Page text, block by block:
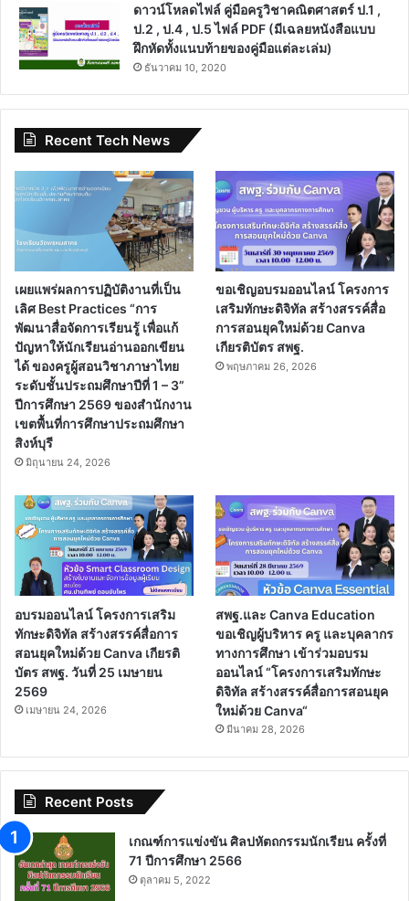
ดาวน์โหลดไฟล์ คู่มือครูวิชาคณิตศาสตร์ ป.1 ,
ป.2 , ป.4 , ป.5 ไฟล์ PDF (มีเฉลยหนังสือแบบ
ฝึกหัดทั้งแนบท้ายของคู่มือแต่ละเล่ม)
ธันวาคม 10, 2020
Recent Tech News
เผยแพร่ผลการปฏิบัติงานที่เป็น
เลิศ Best Practices “การ
พัฒนาสื่อจัดการเรียนรู้ เพื่อแก้
ปัญหาให้นักเรียนอ่านออกเขียน
ได้ ของครูผู้สอนวิชาภาษาไทย
ระดับชั้นประถมศึกษาปีที่ 1 – 3”
ปีการศึกษา 2569 ของสำนักงาน
เขตพื้นที่การศึกษาประถมศึกษา
สิงห์บุรี
มิถุนายน 24, 2026
ขอเชิญอบรมออนไลน์ โครงการ
เสริมทักษะดิจิทัล สร้างสรรค์สื่อ
การสอนยุคใหม่ด้วย Canva
เกียรติบัตร สพฐ.
พฤษภาคม 26, 2026
อบรมออนไลน์ โครงการเสริม
ทักษะดิจิทัล สร้างสรรค์สื่อการ
สอนยุคใหม่ด้วย Canva เกียรติ
บัตร สพฐ. วันที่ 25 เมษายน
2569
เมษายน 24, 2026
สพฐ.และ Canva Education
ขอเชิญผู้บริหาร ครู และบุคลากร
ทางการศึกษา เข้าร่วมอบรม
ออนไลน์ “โครงการเสริมทักษะ
ดิจิทัล สร้างสรรค์สื่อการสอนยุค
ใหม่ด้วย Canva“
มีนาคม 28, 2026
Recent Posts
เกณฑ์การแข่งขัน ศิลปหัตถกรรมนักเรียน ครั้งที่
71 ปีการศึกษา 2566
ตุลาคม 5, 2022